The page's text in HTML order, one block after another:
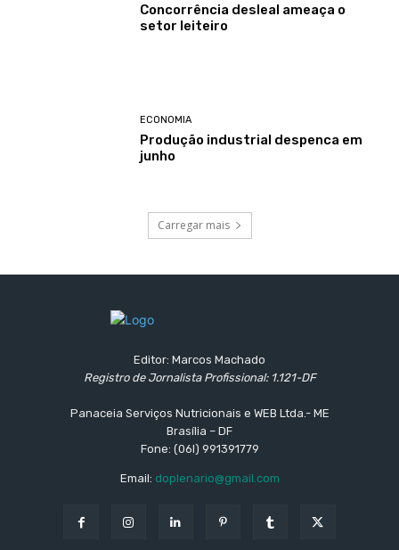
Concorrência desleal ameaça o
setor leiteiro
ECONOMIA
Produção industrial despenca em
junho
Carregar mais
Editor: Marcos Machado
Registro de Jornalista Profissional: 1.121-DF
Panaceia Serviços Nutricionais e WEB Ltda.- ME
Brasília – DF
Fone: (06l) 991391779
Email: doplenario@gmail.com